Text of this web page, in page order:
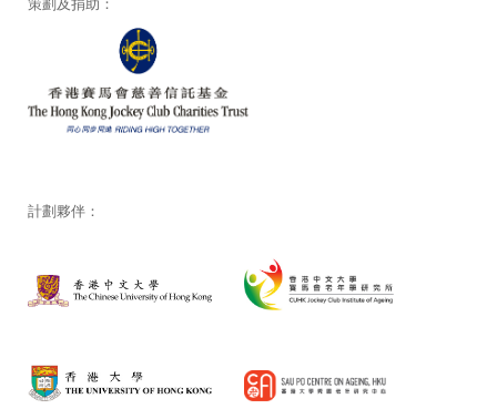
計劃夥伴：